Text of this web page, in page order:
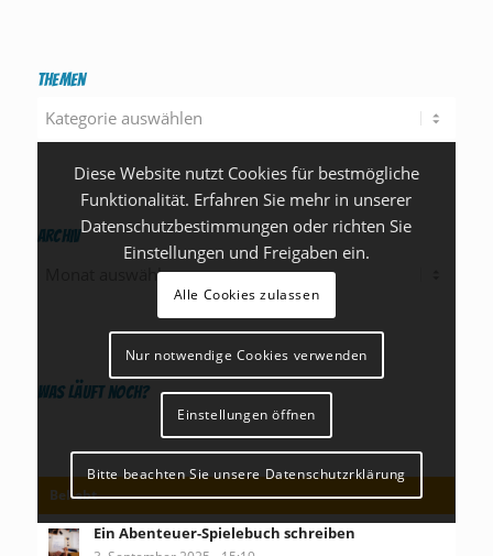
Themen
Themen
Archiv
Was läuft noch?
Beliebt
Ein Abenteuer-Spielebuch schreiben
Diese Website nutzt Cookies für bestmögliche
Funktionalität. Erfahren Sie mehr in unserer
Datenschutzbestimmungen oder richten Sie
Einstellungen und Freigaben ein.
Alle Cookies zulassen
Nur notwendige Cookies verwenden
Einstellungen öffnen
Bitte beachten Sie unsere Datenschutzrklärung